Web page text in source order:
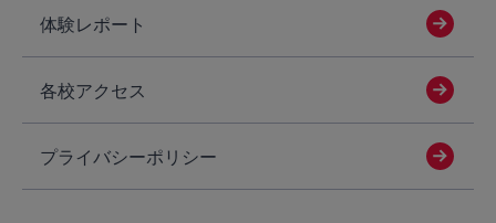
体験レポート
各校アクセス
プライバシーポリシー